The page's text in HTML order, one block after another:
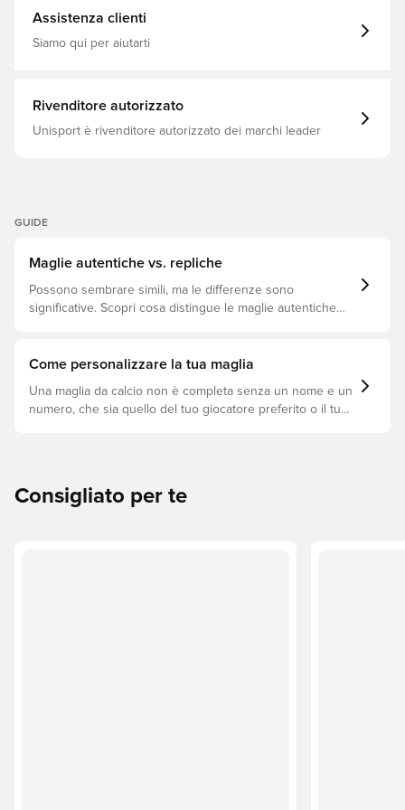
uno stile nitido e prestazioni pronte per la pista senza
sottile ! 100% poliestere (! 100% riciclato) Tecnologia
Assistenza clienti
Siamo qui per aiutarti
Rivenditore autorizzato
Unisport è rivenditore autorizzato dei marchi leader
GUIDE
Maglie autentiche vs. repliche
Possono sembrare simili, ma le differenze sono
significative. Scopri cosa distingue le maglie autentiche
Come personalizzare la tua maglia
Una maglia da calcio non è completa senza un nome e un
numero, che sia quello del tuo giocatore preferito o il tuo.
Consigliato per te